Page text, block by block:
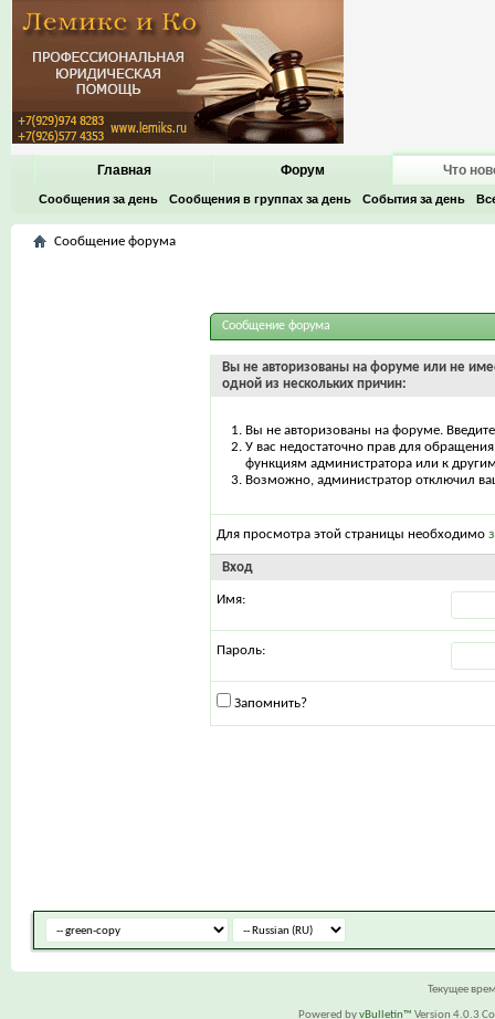
Главная Форум Что
Сообщения за день Сообщения в группах за день События за день
Сообщение форума
Сообщение форума
Вы не авторизованы на форуме или не
одной из нескольких причин:
Вы не авторизованы на форуме.
У вас недостаточно прав для
функциям администратора или к
Возможно, администратор отключил
Для просмотра этой страницы необходимо
Вход
Имя:
Пароль:
Запомнить?
Текущее
Powered byvBulletin™ Version 4.0.3